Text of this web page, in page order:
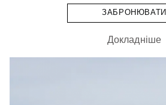
ЗАБРОНЮВАТИ
Докладніше